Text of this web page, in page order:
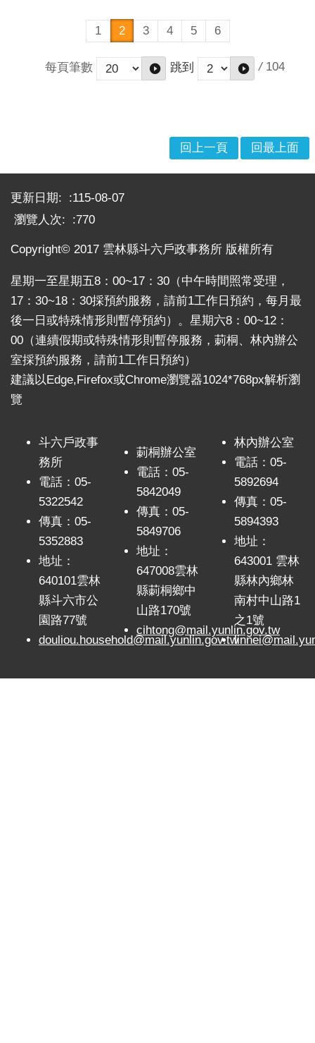
1 2 3 4 5 6
每頁筆數 跳到 / 104
回上一頁 回最上面
更新日期:
115-08-07
瀏覽人次:
770
Copyright© 2017 雲林縣斗六戶政事務所 版權所有
星期一至星期五8：00~17：30（中午時間照常受理，
17：30~18：30採預約服務，請前1工作日預約，每月最
後一日或特殊情形則暫停預約）。星期六8：00~12：
00（連續假期或特殊情形則暫停服務，莿桐、林內辦公
室採預約服務，請前1工作日預約）
建議以Edge,Firefox或Chrome瀏覽器1024*768px解析瀏
覽
斗六戶政事
務所
電話：05-
5322542
傳真：05-
5352883
地址：
640101雲林
縣斗六市公
園路77號
douliou.household@mail.yunlin.gov.tw
莿桐辦公室
電話：05-
5842049
傳真：05-
5849706
地址：
647008雲林
縣莿桐鄉中
山路170號
cihtong@mail.yunlin.gov.tw
林內辦公室
電話：05-
5892694
傳真：05-
5894393
地址：
643001 雲林
縣林內鄉林
南村中山路1
之1號